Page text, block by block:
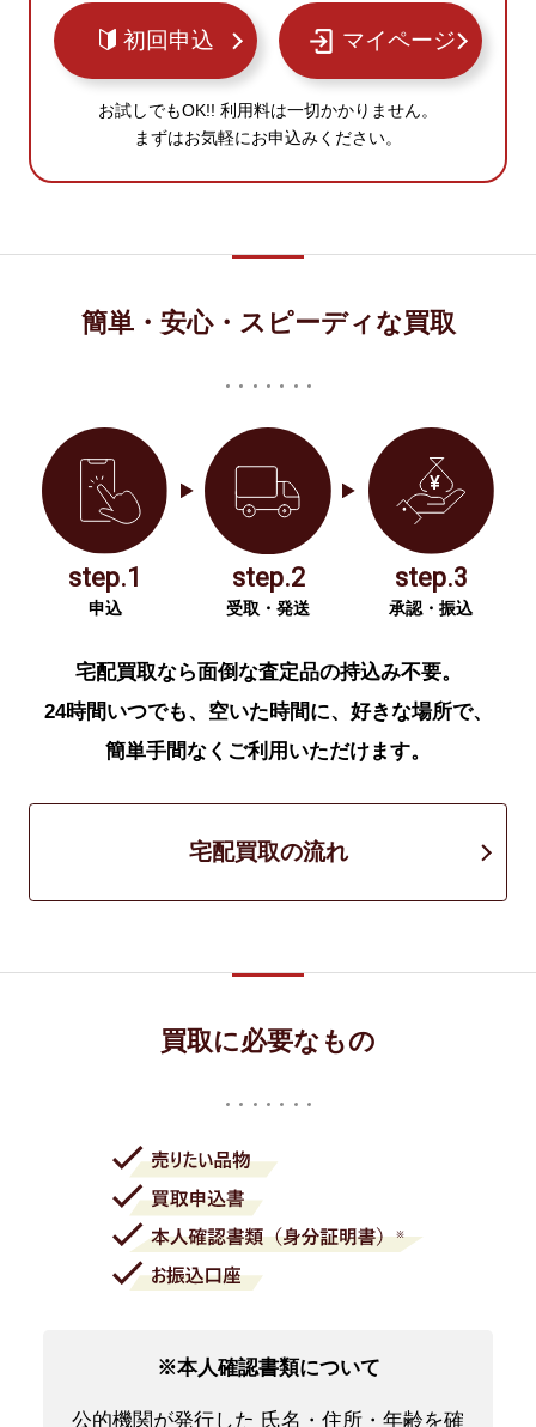
初回申込 マイページ
お試しでもOK!! 利用料は一切かかりません。
まずはお気軽にお申込みください。
簡単・安心・スピーディな買取
step.1
申込
step.2
受取・発送
step.3
承認・振込
宅配買取なら面倒な査定品の持込み不要。
24時間いつでも、空いた時間に、好きな場所で、
簡単手間なくご利用いただけます。
宅配買取の流れ
買取に必要なもの
※本人確認書類について
公的機関が発行した 氏名・住所・年齢を確